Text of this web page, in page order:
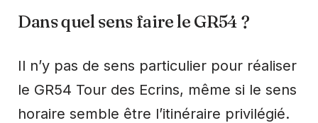
Dans quel sens faire le GR54 ?
Il n’y pas de sens particulier pour réaliser
le GR54 Tour des Ecrins, même si le sens
horaire semble être l’itinéraire privilégié.